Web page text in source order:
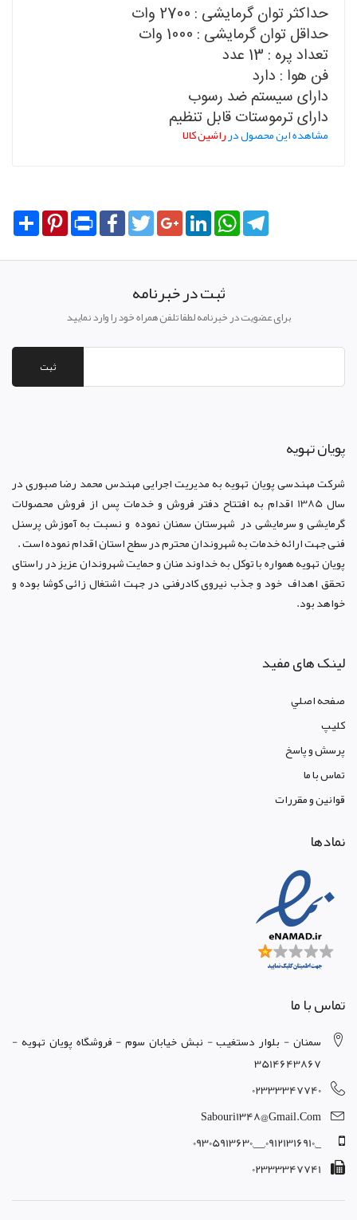
حداکثر توان گرمایشی : 2700 وات
حداقل توان گرمایشی : 1000 وات
تعداد پره : 13 عدد
فن هوا : دارد
دارای سیستم ضد رسوب
دارای ترموستات قابل تنظیم
مشاهده این محصول درراشین کالا
Share PinterestPrint FacebookTwitterGoogle+LinkedInWhatsApp
ثبت در خبرنامه
برای عضویت در خبرنامه لطفا تلفن همراه خود را وارد نمایید
ثبت
پويان تهويه
شرکت مهندسی پویان تهویهبه مدیریت اجرایی مهندس محمد رضا صبوری در
سال 1385 اقدام به افتتاح دفتر فروش و خدمات پس از فروش محصولات
گرمایشی و سرمایشی در شهرستان سمنان نموده و نسبت به آموزش پرسنل
فنی جهت ارائه خدمات به شهروندان محترم در سطح استان اقدام نموده است .
پویان تهویه همواره با توکل به خداوند منان و حمایت شهروندان عزیز در راستای
تحقق اهداف خود و جذب نیروی کادرفنی در جهت اشتغال زائی کوشا بوده و
خواهد بود.
لینک های مفید
صفحه اصلي
کليپ
پرسش و پاسخ
تماس با ما
قوانين و مقررات
نمادها
تماس با ما
سمنان - بلوار دستغيب - نبش خيابان سوم - فروشگاه پويان تهويه -
3514643867
02333347740
Sabouri1348@gmail.com
_,09121316910,__,09305913630
02333347741